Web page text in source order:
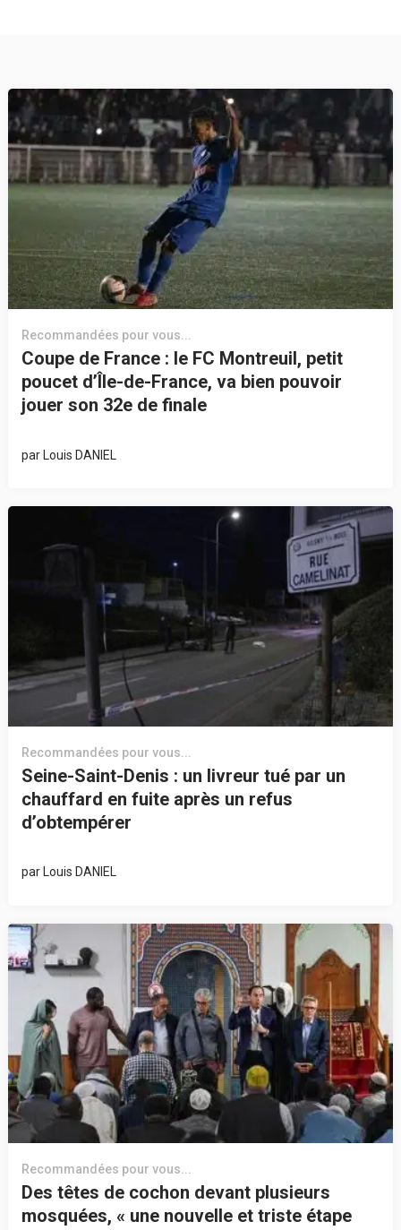
Recommandées pour vous...
Coupe de France : le FC Montreuil, petit
poucet d’Île-de-France, va bien pouvoir
jouer son 32e de finale
par Louis DANIEL
Recommandées pour vous...
Seine-Saint-Denis : un livreur tué par un
chauffard en fuite après un refus
d’obtempérer
par Louis DANIEL
Recommandées pour vous...
Des têtes de cochon devant plusieurs
mosquées, « une nouvelle et triste étape